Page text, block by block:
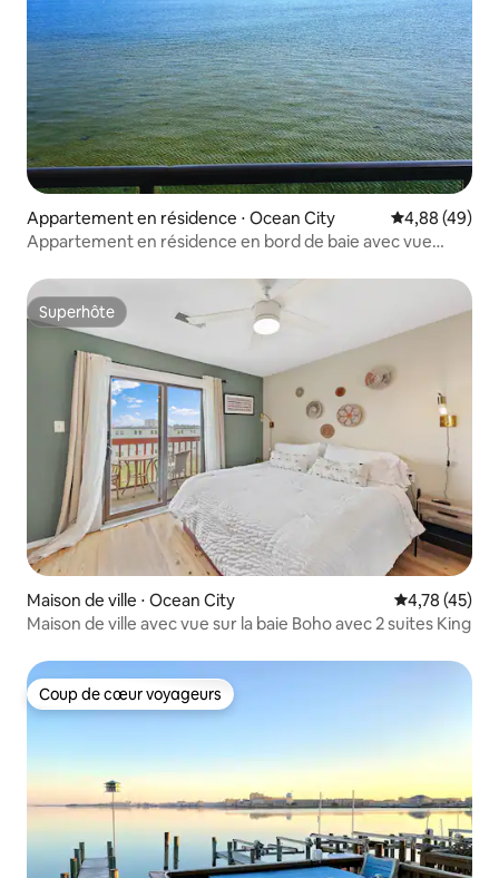
Appartement en résidence ⋅ Ocean City Évaluation
4,88 (49)
Appartement en résidence en bord de baie avec vue
Superhôte
Superhôte
Maison de ville ⋅ Ocean City Évaluation
4,78 (45)
Maison de ville avec vue sur la baie Boho avec 2 suites King
Coup de cœur voyageurs
Coup de cœur voyageurs